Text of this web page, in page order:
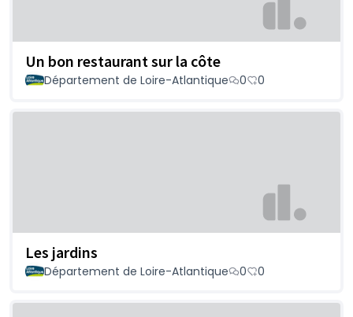
Un bon restaurant sur la côte
Département de Loire-Atlantique 0 0
Les jardins
Département de Loire-Atlantique 0 0